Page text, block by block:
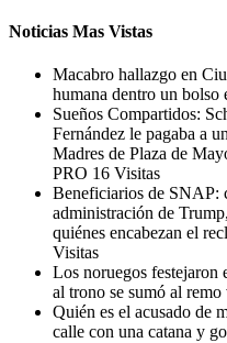
Noticias Mas Vistas
Macabro hallazgo en
humana dentro un bolso
Sueños Compartidos:
Fernández le pagaba a
Madres de Plaza de
PRO 16 Visitas
Beneficiarios de SNAP:
administración de
quiénes encabezan el
Visitas
Los noruegos festejaron
al trono se sumó al
Quién es el acusado de
calle con una catana y